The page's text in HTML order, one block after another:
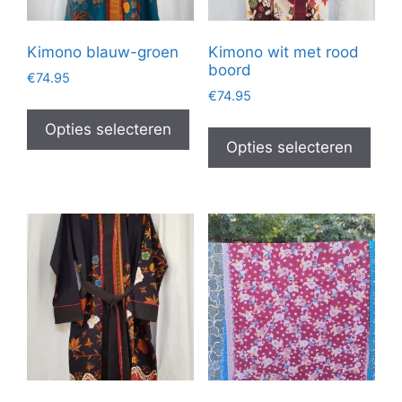
Kimono blauw-groen
€74.95
Opties selecteren
product
heeft
meerdere
Deze
optie
kan
gekozen
worden
productpagina
Kimono wit met rood
boord
€74.95
Opties selecteren
kan
op
de